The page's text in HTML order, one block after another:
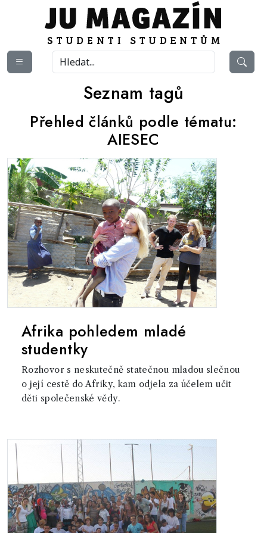
Seznam tagů
Přehled článků podle tématu:
AIESEC
Afrika pohledem mladé
studentky
Rozhovor s neskutečně statečnou mladou slečnou
o její cestě do Afriky, kam odjela za účelem učit
děti společenské vědy.